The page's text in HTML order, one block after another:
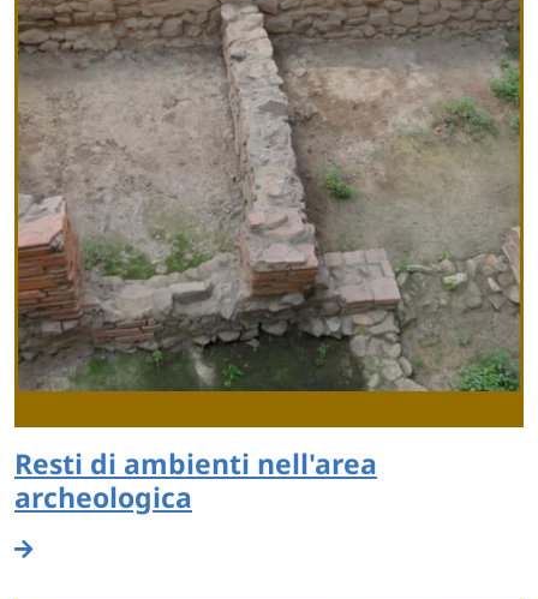
Resti di ambienti nell'area
archeologica